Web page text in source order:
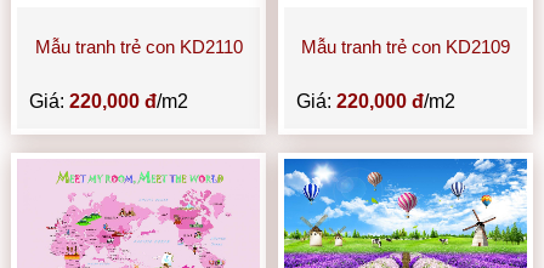
Mẫu tranh trẻ con KD2110
Giá:220,000 đ/m2
Mẫu tranh trẻ con KD2109
Giá: 220,000 đ/m2